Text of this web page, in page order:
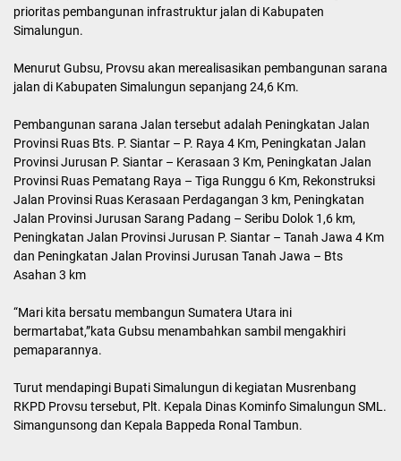
prioritas pembangunan infrastruktur jalan di Kabupaten
Simalungun.
Menurut Gubsu, Provsu akan merealisasikan pembangunan sarana
jalan di Kabupaten Simalungun sepanjang 24,6 Km.
Pembangunan sarana Jalan tersebut adalah Peningkatan Jalan
Provinsi Ruas Bts. P. Siantar – P. Raya 4 Km, Peningkatan Jalan
Provinsi Jurusan P. Siantar – Kerasaan 3 Km, Peningkatan Jalan
Provinsi Ruas Pematang Raya – Tiga Runggu 6 Km, Rekonstruksi
Jalan Provinsi Ruas Kerasaan Perdagangan 3 km, Peningkatan
Jalan Provinsi Jurusan Sarang Padang – Seribu Dolok 1,6 km,
Peningkatan Jalan Provinsi Jurusan P. Siantar – Tanah Jawa 4 Km
dan Peningkatan Jalan Provinsi Jurusan Tanah Jawa – Bts
Asahan 3 km
“Mari kita bersatu membangun Sumatera Utara ini
bermartabat,”kata Gubsu menambahkan sambil mengakhiri
pemaparannya.
Turut mendapingi Bupati Simalungun di kegiatan Musrenbang
RKPD Provsu tersebut, Plt. Kepala Dinas Kominfo Simalungun SML.
Simangunsong dan Kepala Bappeda Ronal Tambun.